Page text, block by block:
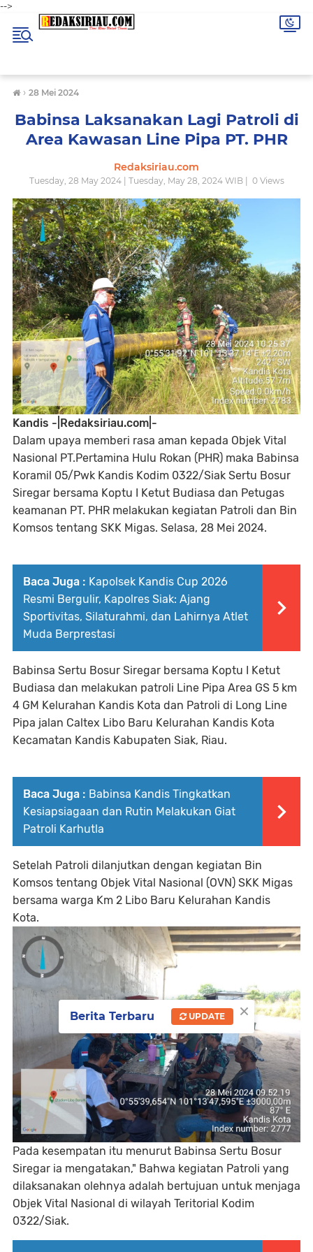
-->
› 28 Mei 2024
Babinsa Laksanakan Lagi Patroli di
Area Kawasan Line Pipa PT. PHR
Redaksiriau.com
Tuesday, 28 May 2024 | Tuesday, May 28, 2024 WIB | 0Views
Kandis -|Redaksiriau.com|-
Dalam upaya memberi rasa aman kepada Objek Vital
Nasional PT.Pertamina Hulu Rokan (PHR) maka Babinsa
Koramil 05/Pwk Kandis Kodim 0322/Siak Sertu Bosur
Siregar bersama Koptu I Ketut Budiasa dan Petugas
keamanan PT. PHR melakukan kegiatan Patroli dan Bin
Komsos tentang SKK Migas. Selasa, 28 Mei 2024.
Baca Juga : Kapolsek Kandis Cup 2026
Resmi Bergulir, Kapolres Siak: Ajang
Sportivitas, Silaturahmi, dan Lahirnya Atlet
Muda Berprestasi
Babinsa Sertu Bosur Siregar bersama Koptu I Ketut
Budiasa dan melakukan patroli Line Pipa Area GS 5 km
4 GM Kelurahan Kandis Kota dan Patroli di Long Line
Pipa jalan Caltex Libo Baru Kelurahan Kandis Kota
Kecamatan Kandis Kabupaten Siak, Riau.
Baca Juga : Babinsa Kandis Tingkatkan
Kesiapsiagaan dan Rutin Melakukan Giat
Patroli Karhutla
Setelah Patroli dilanjutkan dengan kegiatan Bin
Komsos tentang Objek Vital Nasional (OVN) SKK Migas
bersama warga Km 2 Libo Baru Kelurahan Kandis
Kota.
Pada kesempatan itu menurut Babinsa Sertu Bosur
Siregar ia mengatakan," Bahwa kegiatan Patroli yang
dilaksanakan olehnya adalah bertujuan untuk menjaga
Objek Vital Nasional di wilayah Teritorial Kodim
0322/Siak.
×
Berita Terbaru UPDATE